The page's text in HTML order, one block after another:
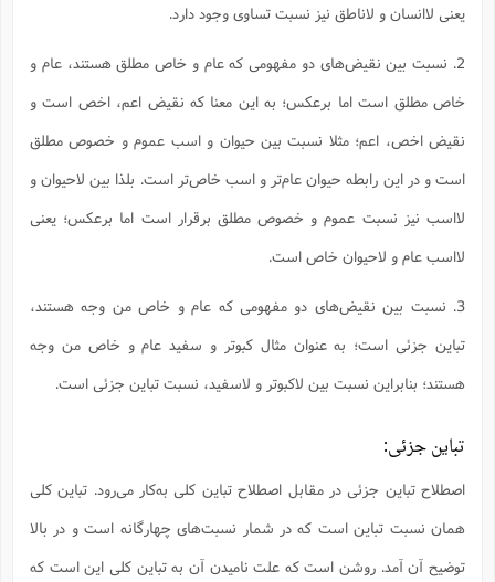
یعنی لاانسان و لاناطق نیز نسبت تساوی وجود دارد.
2. نسبت بین نقیض‌های دو مفهومی که عام و خاص مطلق هستند، عام و
خاص مطلق است اما برعکس؛ به این معنا که نقیض اعم، اخص است و
نقیض اخص، اعم؛ مثلا نسبت بین حیوان و اسب عموم و خصوص مطلق
است و در این رابطه حیوان عام‌تر و اسب خاص‌تر است. بلذا بین لاحیوان و
لااسب نیز نسبت عموم و خصوص مطلق برقرار است اما برعکس؛ یعنی
لااسب عام و لاحیوان خاص است.
3. نسبت بین نقیض‌های دو مفهومی که عام و خاص من وجه هستند،
تباین جزئی است؛ به عنوان مثال کبوتر و سفید عام و خاص من وجه
هستند؛ بنابراین نسبت بین لاکبوتر و لاسفید، نسبت تباین جزئی است.
تباین جزئی:
اصطلاح تباین جزئی در مقابل اصطلاح تباین کلی به‌کار می‌رود. تباین کلی
همان نسبت تباین است که در شمار نسبت‌های چهارگانه است و در بالا
توضیح آن آمد. روشن است که علت نامیدن آن به تباین کلی این است که